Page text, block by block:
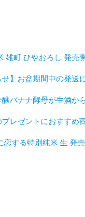
雄町 ひやおろし 発売
】お盆期間中の発送
バナナ酵母が生酒か
レゼントにおすすめ
恋する特別純米 生 発